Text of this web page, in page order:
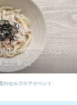
丁いらずでたんぱく
士が解説
のセルフケアイベント